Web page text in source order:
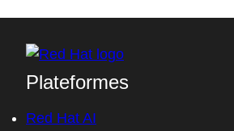
Plateformes
Red Hat AI